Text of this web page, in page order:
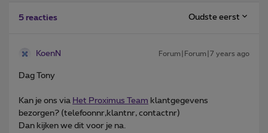
5 reacties Oudste eerst
KoenN Forum|Forum|7 years ago
Dag Tony
Kan je ons via Het Proximus Team klantgegevens
bezorgen? (telefoonnr,klantnr, contactnr)
Dan kijken we dit voor je na.